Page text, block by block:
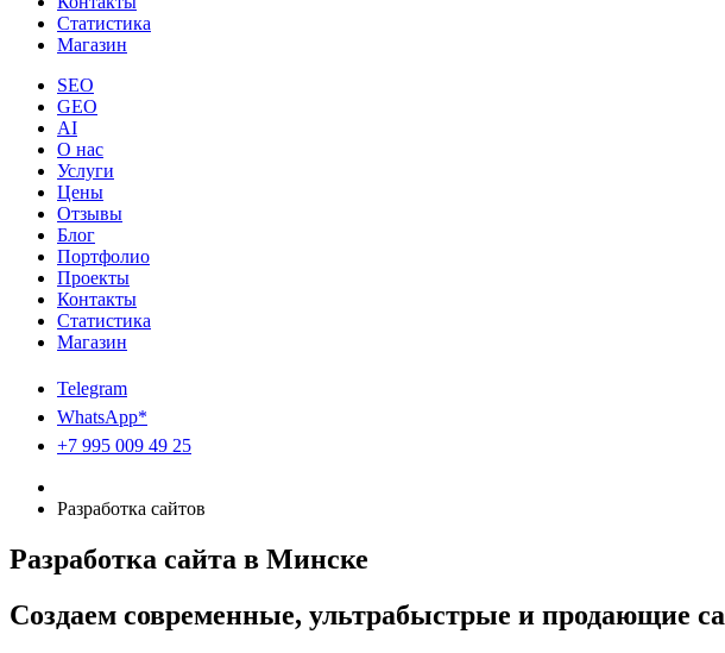
Статистика
Магазин
SEO
GEO
AI
О нас
Услуги
Цены
Отзывы
Блог
Портфолио
Проекты
Контакты
Статистика
Магазин
Telegram
WhatsApp*
+7 995 009 49 25
Разработка сайтов
Разработка сайта в Минске
Создаем современные, ультрабыстрые и продающие